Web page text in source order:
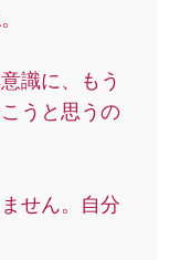
識に、もう
うと思うの
せん。自分